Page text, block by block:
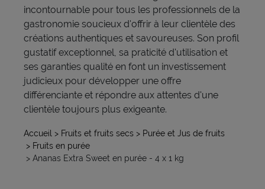
incontournable pour tous les professionnels de la
gastronomie soucieux d'offrir à leur clientèle des
créations authentiques et savoureuses. Son profil
gustatif exceptionnel, sa praticité d'utilisation et
ses garanties qualité en font un investissement
judicieux pour développer une offre
différenciante et répondre aux attentes d'une
clientèle toujours plus exigeante.
Accueil > Fruits et fruits secs > Purée et Jus de fruits
> Fruits en purée
> Ananas Extra Sweet en purée - 4 x 1 kg